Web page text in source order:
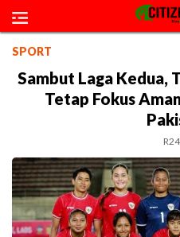
SPORT
Sambut Laga Kedua,
Tetap Fokus